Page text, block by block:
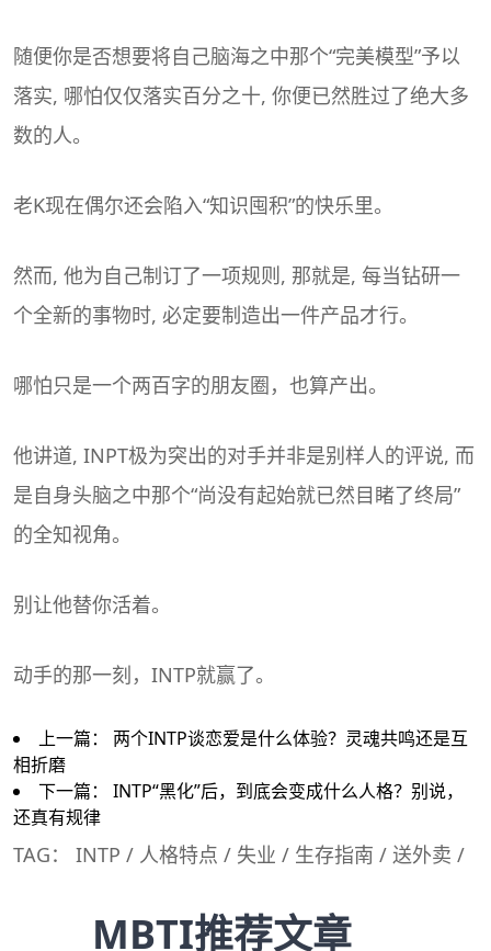
随便你是否想要将自己脑海之中那个“完美模型”予以
落实, 哪怕仅仅落实百分之十, 你便已然胜过了绝大多
数的人。
老K现在偶尔还会陷入“知识囤积”的快乐里。
然而, 他为自己制订了一项规则, 那就是, 每当钻研一
个全新的事物时, 必定要制造出一件产品才行。
哪怕只是一个两百字的朋友圈，也算产出。
他讲道, INPT极为突出的对手并非是别样人的评说, 而
是自身头脑之中那个“尚没有起始就已然目睹了终局”
的全知视角。
别让他替你活着。
动手的那一刻，INTP就赢了。
上一篇： 两个INTP谈恋爱是什么体验？灵魂共鸣还是互
相折磨
下一篇： INTP“黑化”后，到底会变成什么人格？别说，
还真有规律
TAG： INTP / 人格特点 / 失业 / 生存指南 / 送外卖 /
MBTI推荐文章